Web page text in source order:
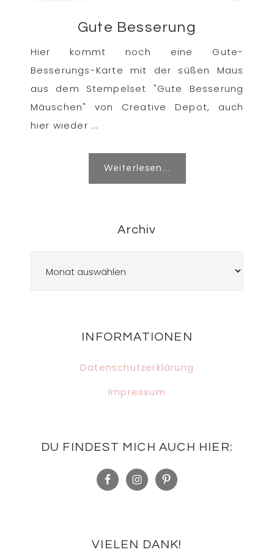
Gute Besserung
Hier kommt noch eine Gute-
Besserungs-Karte mit der süßen Maus
aus dem Stempelset "Gute Besserung
Mäuschen" von Creative Depot, auch
hier wieder ...
Weiterlesen...
Archiv
INFORMATIONEN
Datenschutzerklärung
Impressum
DU FINDEST MICH AUCH HIER:
VIELEN DANK!